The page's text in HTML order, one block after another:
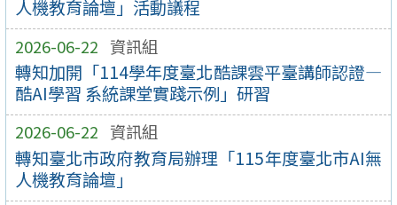
人機教育論壇」活動議程
2026-06-22 資訊組
轉知加開「114學年度臺北酷課雲平臺講師認證—
酷AI學習 系統課堂實踐示例」研習
2026-06-22 資訊組
轉知臺北市政府教育局辦理「115年度臺北市AI無
人機教育論壇」